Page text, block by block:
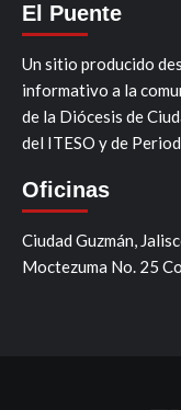
El Puente
Un sitio producido
informativo a la
de la Diócesis de
del ITESO y de
Oficinas
Ciudad Guzmán,
Moctezuma No. 25